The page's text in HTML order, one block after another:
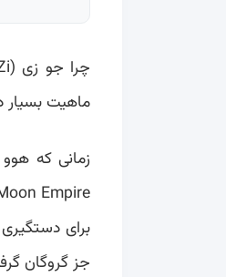
ماهیت بسیار
برای
جز گروگان